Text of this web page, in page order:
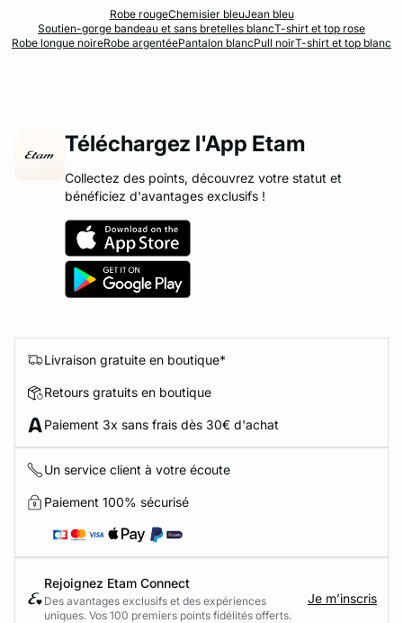
Robe rougeChemisier bleuJean bleu
Soutien-gorge bandeau et sans bretelles blancT-shirt et top rose
Robe longue noireRobe argentéePantalon blancPull noirT-shirt et top blanc
Téléchargez l'App Etam
Collectez des points, découvrez votre statut et
bénéficiez d'avantages exclusifs !
Livraison gratuite en boutique*
Retours gratuits en boutique
Paiement 3x sans frais dès 30€ d'achat
Un service client à votre écoute
Paiement 100% sécurisé
Rejoignez Etam Connect
Des avantages exclusifs et des expériences
uniques. Vos 100 premiers points fidélités offerts.
Je m’inscris